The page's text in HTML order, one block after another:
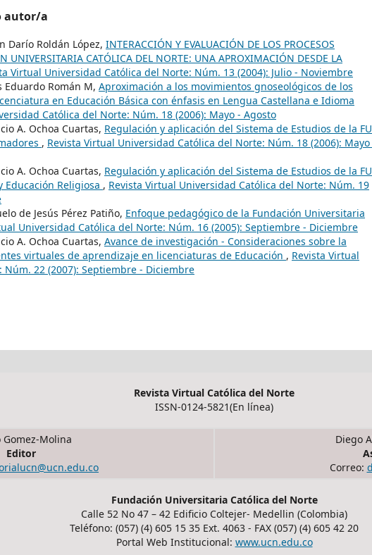
autor/a
Darío Roldán López, INTERACCIÓN Y EVALUACIÓN DE LOS PROCESOS
UNIVERSITARIA CATÓLICA DEL NORTE: UNA APROXIMACIÓN DESDE LA
Virtual Universidad Católica del Norte: Núm. 13 (2004): Julio - Noviembre
Eduardo Román M, Aproximación a los movimientos gnoseológicos de los
en Educación Básica con énfasis en Lengua Castellana e Idioma
Católica del Norte: Núm. 18 (2006): Mayo - Agosto
A. Ochoa Cuartas, Regulación y aplicación del Sistema de Estudios de la
, Revista Virtual Universidad Católica del Norte: Núm. 18 (2006): Mayo
A. Ochoa Cuartas, Regulación y aplicación del Sistema de Estudios de la
Educación Religiosa , Revista Virtual Universidad Católica del Norte: Núm. 19
de Jesús Pérez Patiño, Enfoque pedagógico de la Fundación Universitaria
Universidad Católica del Norte: Núm. 16 (2005): Septiembre - Diciembre
A. Ochoa Cuartas, Avance de investigación - Consideraciones sobre la
virtuales de aprendizaje en licenciaturas de Educación , Revista Virtual
22 (2007): Septiembre - Diciembre
Revista Virtual Católica del Norte
ISSN-0124-5821(En línea)
Gomez-Molina
Editor
Diego
Correo:
Fundación Universitaria Católica del Norte
Calle 52 No 47 – 42 Edificio Coltejer- Medellin (Colombia)
Teléfono: (057) (4) 605 15 35 Ext. 4063 - FAX (057) (4) 605 42 20
Portal Web Institucional: www.ucn.edu.co